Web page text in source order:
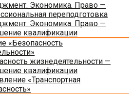
Экономика. Право —
переподготовка
Экономика. Право —
квалификации
«Безопасность
жизнедеятельности —
квалификации
«Транспортная